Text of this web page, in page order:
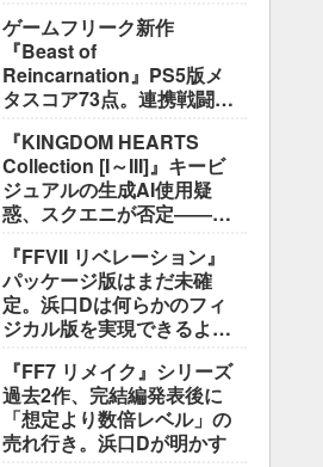
ゲームフリーク新作
『Beast of
Reincarnation』PS5版メ
タスコア73点。連携戦闘は
き”には不満
『KINGDOM HEARTS
Collection [I～III]』キービ
ジュアルの生成AI使用疑
惑、スクエニが否定――不
ス」
『FFVII リベレーション』
パッケージ版はまだ未確
定。浜口Dは何らかのフィ
ジカル版を実現できるよう
『FF7 リメイク』シリーズ
過去2作、完結編発表後に
「想定より数倍レベル」の
売れ行き。浜口Dが明かす